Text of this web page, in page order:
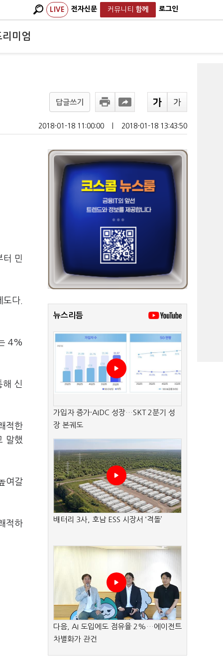
LIVE 전자신문 커뮤니티 함께 로그인
리미엄
답글쓰기
2018-01-18 11:00:00 2018-01-18 13:43:50
터 민
다.
4%
해 신
적한
말했
여갈
적하
뉴스리듬
가입자 증가·AIDC 성장…SKT 2분기 성
장 본궤도
배터리 3사, 호남 ESS 시장서 ‘격돌’
다음, AI 도입에도 점유율 2%…에이전트
차별화가 관건